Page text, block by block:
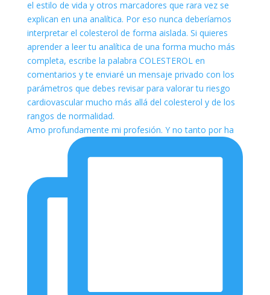
Amo profundamente mi profesión. Y no tanto por ha